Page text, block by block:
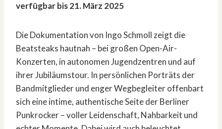
verfügbar bis 21. März 2025
Die Dokumentation von Ingo Schmoll zeigt die
Beatsteaks hautnah – bei großen Open-Air-
Konzerten, in autonomen Jugendzentren und auf
ihrer Jubiläumstour. In persönlichen Porträts der
Bandmitglieder und enger Wegbegleiter offenbart
sich eine intime, authentische Seite der Berliner
Punkrocker – voller Leidenschaft, Nahbarkeit und